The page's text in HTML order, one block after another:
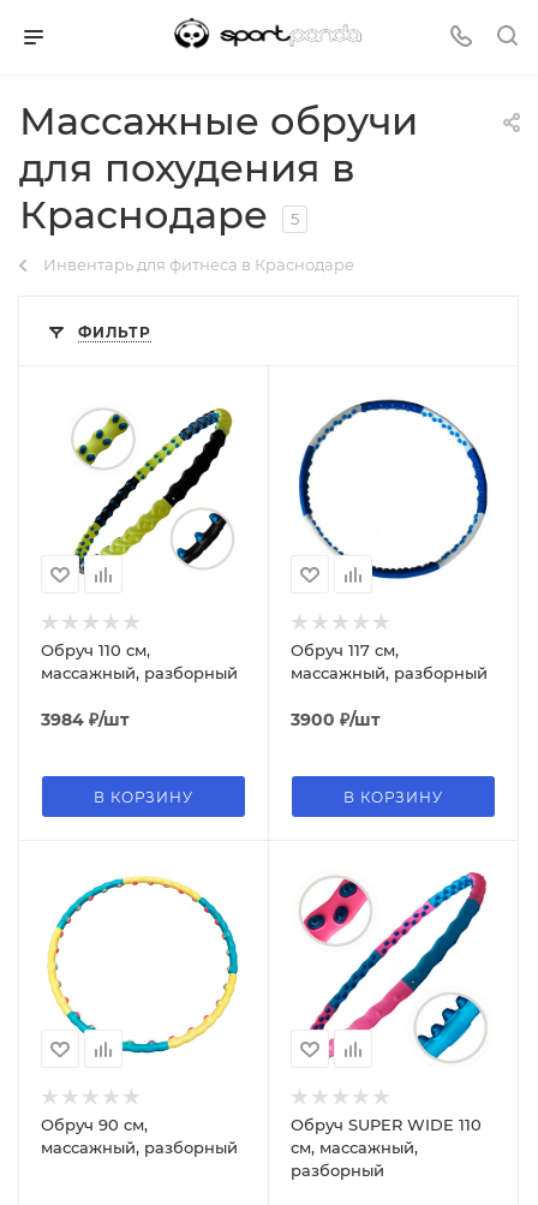
Массажные обручи
для похудения в
Краснодаре
5
Инвентарь для фитнеса в Краснодаре
ФИЛЬТР
Обруч 110 см,
массажный, разборный
3984 ₽/шт
В КОРЗИНУ
Обруч 117 см,
массажный, разборный
3900 ₽/шт
В КОРЗИНУ
Обруч 90 см,
массажный, разборный
Обруч SUPER WIDE 110
см, массажный,
разборный